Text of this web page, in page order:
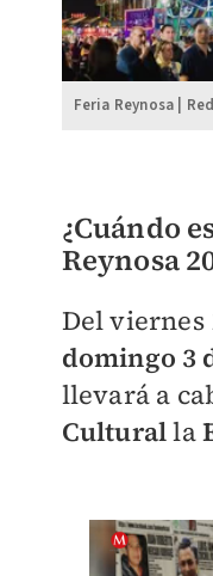
Feria Reynosa |
¿Cuándo
Reynosa
Del viernes
domingo 3
llevará a
Culturalla